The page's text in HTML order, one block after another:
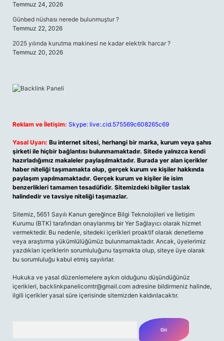
Temmuz 24, 2026
Günbed nüshası nerede bulunmuştur ?
Temmuz 22, 2026
2025 yılında kurutma makinesi ne kadar elektrik harcar ?
Temmuz 20, 2026
Reklam ve İletişim: Skype: live:.cid.575569c608265c69
Yasal Uyarı: Bu internet sitesi, herhangi bir marka, kurum veya şahıs
şirketi ile hiçbir bağlantısı bulunmamaktadır. Sitede yalnızca kendi
hazırladığımız makaleler paylaşılmaktadır. Burada yer alan içerikler
haber niteliği taşımamakta olup, gerçek kurum ve kişiler hakkında
paylaşım yapılmamaktadır. Gerçek kurum ve kişiler ile isim
benzerlikleri tamamen tesadüfidir. Sitemizdeki bilgiler taslak
halindedir ve tavsiye niteliği taşımazlar.
Sitemiz, 5651 Sayılı Kanun gereğince Bilgi Teknolojileri ve İletişim
Kurumu (BTK) tarafından onaylanmış bir Yer Sağlayıcı olarak hizmet
vermektedir. Bu nedenle, sitedeki içerikleri proaktif olarak denetleme
veya araştırma yükümlülüğümüz bulunmamaktadır. Ancak, üyelerimiz
yazdıkları içeriklerin sorumluluğunu taşımakta olup, siteye üye olarak
bu sorumluluğu kabul etmiş sayılırlar.
Hukuka ve yasal düzenlemelere aykırı olduğunu düşündüğünüz
içerikleri, backlinkpanelicomtr@gmail.com adresine bildirmeniz halinde,
ilgili içerikler yasal süre içerisinde sitemizden kaldırılacaktır.